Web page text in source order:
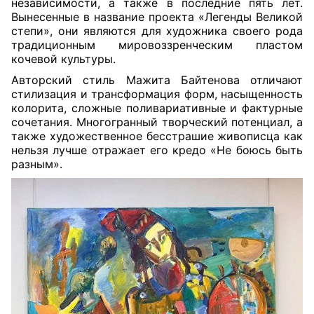
Вынесенные в название проекта «Легенды Великой
степи», они являются для художника своего рода
традиционным мировоззренческим пластом
кочевой культуры.
Авторский стиль Мажита Байтенова отличают
стилизация и трансформация форм, насыщенность
колорита, сложные поливариативные и фактурные
сочетания. Многогранный творческий потенциал, а
также художественное бесстрашие живописца как
нельзя лучше отражает его кредо «Не боюсь быть
разным».